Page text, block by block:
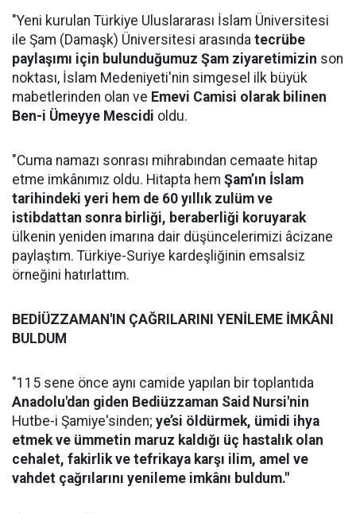
"Yeni kurulan Türkiye Uluslararası İslam Üniversitesi
ile Şam (Damaşk) Üniversitesi arasında tecrübe
paylaşımı için bulunduğumuz Şam ziyaretimizin son
noktası, İslam Medeniyeti'nin simgesel ilk büyük
mabetlerinden olan ve Emevi Camisi olarak bilinen
Ben-i Ümeyye Mescidi oldu.
"Cuma namazı sonrası mihrabından cemaate hitap
etme imkânımız oldu. Hitapta hem Şam’ın İslam
tarihindeki yeri hem de 60 yıllık zulüm ve
istibdattan sonra birliği, beraberliği koruyarak
ülkenin yeniden imarına dair düşüncelerimizi âcizane
paylaştım. Türkiye-Suriye kardeşliğinin emsalsiz
örneğini hatırlattım.
BEDİÜZZAMAN'IN ÇAĞRILARINI YENİLEME İMKÂNI
BULDUM
"115 sene önce aynı camide yapılan bir toplantıda
Anadolu'dan giden Bediüzzaman Said Nursi'nin
Hutbe-i Şamiye'sinden; ye’si öldürmek, ümidi ihya
etmek ve ümmetin maruz kaldığı üç hastalık olan
cehalet, fakirlik ve tefrikaya karşı ilim, amel ve
vahdet çağrılarını yenileme imkânı buldum."